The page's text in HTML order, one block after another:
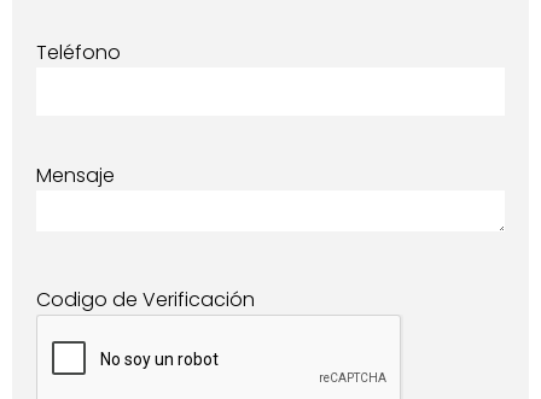
Teléfono
Mensaje
Codigo de Verificación